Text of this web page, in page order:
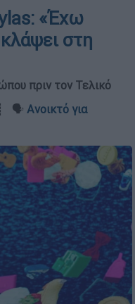
«Έχω
στη
πριν τον Τελικό
┋ 🗣️ Ανοικτό για